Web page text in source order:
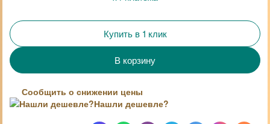
Купить в 1 клик
Сообщить о снижении цены
Нашли дешевле?